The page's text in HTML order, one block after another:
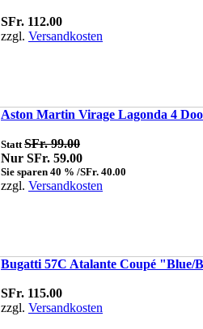
SFr. 112.00
zzgl. Versandkosten
Aston Martin Virage Lagonda 4
Statt SFr. 99.00
Nur SFr. 59.00
Sie sparen 40 % /SFr. 40.00
zzgl. Versandkosten
Bugatti 57C Atalante Coupé "Blue/
SFr. 115.00
zzgl. Versandkosten